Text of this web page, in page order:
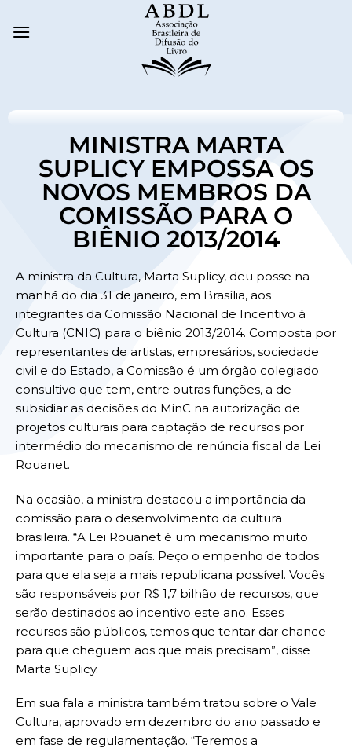
MINISTRA MARTA
SUPLICY EMPOSSA OS
NOVOS MEMBROS DA
COMISSÃO PARA O
BIÊNIO 2013/2014
A ministra da Cultura, Marta Suplicy, deu posse na
manhã do dia 31 de janeiro, em Brasília, aos
integrantes da Comissão Nacional de Incentivo à
Cultura (CNIC) para o biênio 2013/2014. Composta por
representantes de artistas, empresários, sociedade
civil e do Estado, a Comissão é um órgão colegiado
consultivo que tem, entre outras funções, a de
subsidiar as decisões do MinC na autorização de
projetos culturais para captação de recursos por
intermédio do mecanismo de renúncia fiscal da Lei
Rouanet.
Na ocasião, a ministra destacou a importância da
comissão para o desenvolvimento da cultura
brasileira. “A Lei Rouanet é um mecanismo muito
importante para o país. Peço o empenho de todos
para que ela seja a mais republicana possível. Vocês
são responsáveis por R$ 1,7 bilhão de recursos, que
serão destinados ao incentivo este ano. Esses
recursos são públicos, temos que tentar dar chance
para que cheguem aos que mais precisam”, disse
Marta Suplicy.
Em sua fala a ministra também tratou sobre o Vale
Cultura, aprovado em dezembro do ano passado e
em fase de regulamentação. “Teremos a